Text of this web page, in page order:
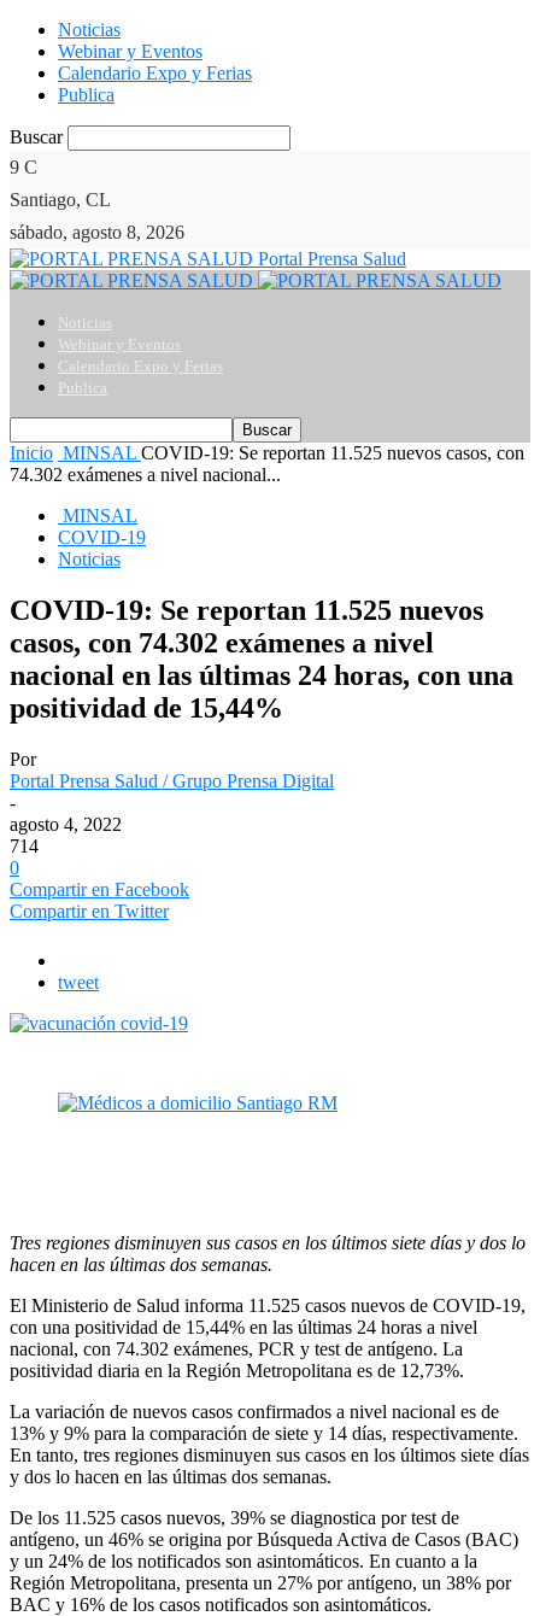
Noticias
Webinar y Eventos
Calendario Expo y Ferias
Publica
Buscar
9 C
Santiago, CL
sábado, agosto 8, 2026
Portal Prensa Salud
Noticias
Webinar y Eventos
Calendario Expo y Ferias
Publica
Inicio MINSAL COVID-19: Se reportan 11.525 nuevos casos, con
74.302 exámenes a nivel nacional...
MINSAL
COVID-19
Noticias
COVID-19: Se reportan 11.525 nuevos
casos, con 74.302 exámenes a nivel
nacional en las últimas 24 horas, con una
positividad de 15,44%
Por
Portal Prensa Salud / Grupo Prensa Digital
-
agosto 4, 2022
714
0
Compartir en Facebook
Compartir en Twitter
tweet
Tres regiones disminuyen sus casos en los últimos siete días y dos lo
hacen en las últimas dos semanas.
El Ministerio de Salud informa 11.525 casos nuevos de COVID-19,
con una positividad de 15,44% en las últimas 24 horas a nivel
nacional, con 74.302 exámenes, PCR y test de antígeno. La
positividad diaria en la Región Metropolitana es de 12,73%.
La variación de nuevos casos confirmados a nivel nacional es de
13% y 9% para la comparación de siete y 14 días, respectivamente.
En tanto, tres regiones disminuyen sus casos en los últimos siete días
y dos lo hacen en las últimas dos semanas.
De los 11.525 casos nuevos, 39% se diagnostica por test de
antígeno, un 46% se origina por Búsqueda Activa de Casos (BAC)
y un 24% de los notificados son asintomáticos. En cuanto a la
Región Metropolitana, presenta un 27% por antígeno, un 38% por
BAC y 16% de los casos notificados son asintomáticos.